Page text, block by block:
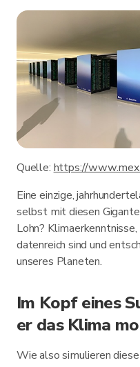
Quelle: https://
Eine einzige,
selbst mit diesen
Lohn?
datenreich sind und
unseres Planeten.
Im Kopf eines
er das Klima
Wie also simulieren